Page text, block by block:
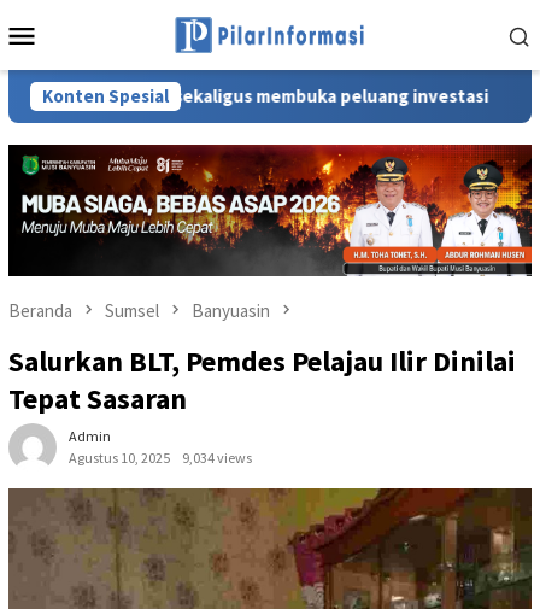
ke
Mobile
Konten Spesial
sekaligus membuka peluang investasi Bupati
Beranda Sumsel Banyuasin
Salurkan BLT, Pemdes Pelajau Ilir Dinilai
Tepat Sasaran
Admin
Agustus 10, 2025
9,034 views